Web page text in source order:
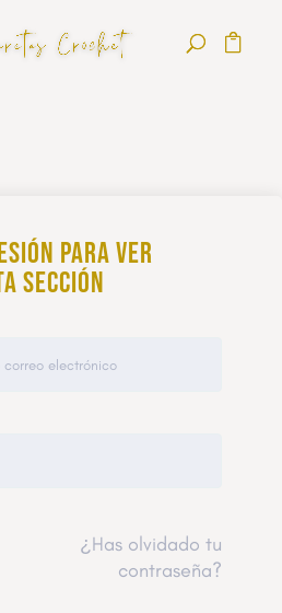
para ver
sección
¿Has olvidado tu
contraseña?